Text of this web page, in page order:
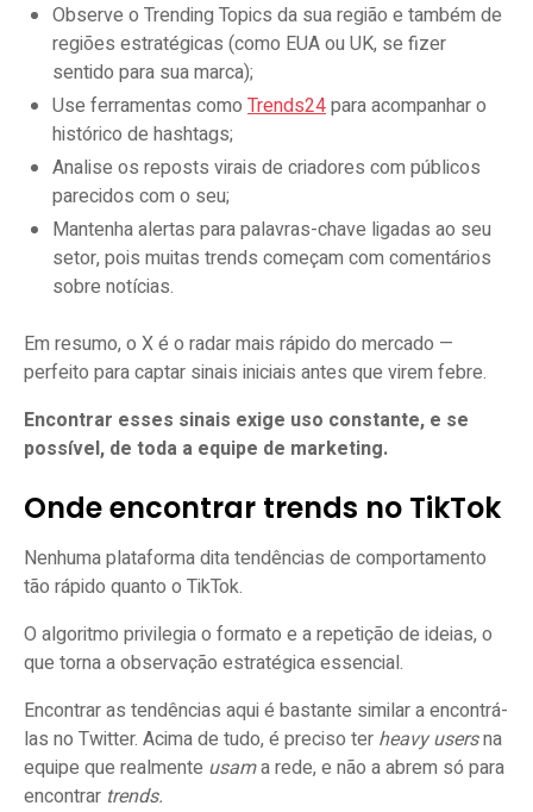
Observe o Trending Topics da sua região e também de
regiões estratégicas (como EUA ou UK, se fizer
sentido para sua marca);
Use ferramentas como Trends24para acompanhar o
histórico de hashtags;
Analise os reposts virais de criadores com públicos
parecidos com o seu;
Mantenha alertas para palavras-chave ligadas ao seu
setor, pois muitas trends começam com comentários
sobre notícias.
Em resumo, o X é o radar mais rápido do mercado —
perfeito para captar sinais iniciais antes que virem febre.
Encontrar esses sinais exige uso constante, e se
possível, de toda a equipe de marketing.
Onde encontrar trends no TikTok
Nenhuma plataforma dita tendências de comportamento
tão rápido quanto o TikTok.
O algoritmo privilegia o formato e a repetição de ideias, o
que torna a observação estratégica essencial.
Encontrar as tendências aqui é bastante similar a encontrá-
las no Twitter. Acima de tudo, é preciso ter heavy usersna
equipe que realmente usama rede, e não a abrem só para
encontrar trends.